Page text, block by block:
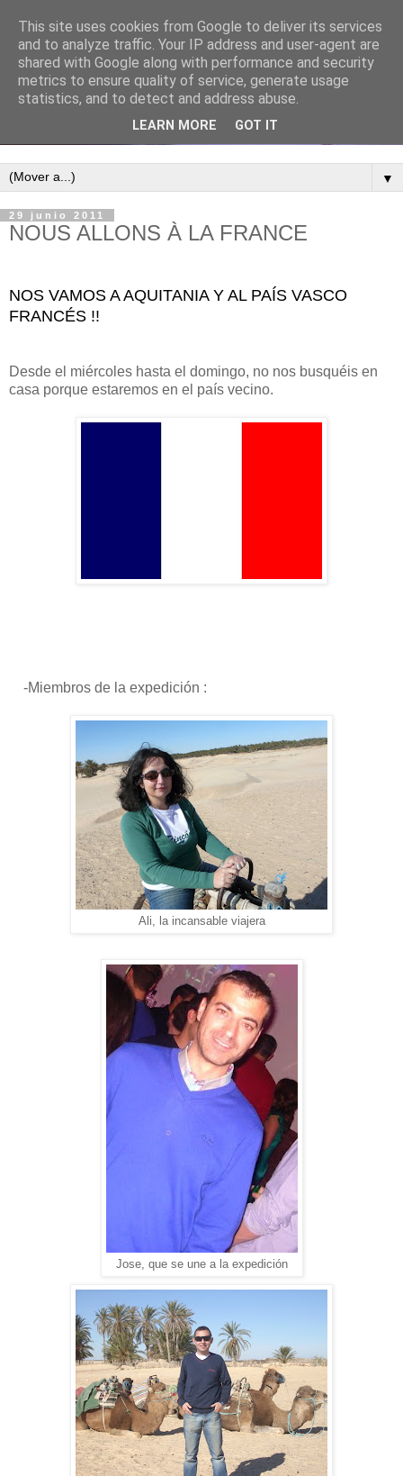
▼
29 junio 2011
NOUS ALLONS À LA FRANCE
NOS VAMOS A AQUITANIA Y AL PAÍS VASCO
FRANCÉS !!
Desde el miércoles hasta el domingo, no nos busquéis en
casa porque estaremos en el país vecino.
-Miembros de la expedición :
Ali, la incansable viajera
Jose, que se une a la expedición
This site uses cookies from Google to deliver its services
and to analyze traffic. Your IP address and user-agent are
shared with Google along with performance and security
metrics to ensure quality of service, generate usage
statistics, and to detect and address abuse.
LEARN MORE GOT IT